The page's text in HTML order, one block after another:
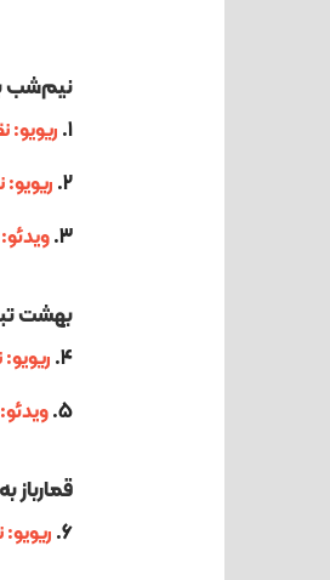
نیم‌شب
1.
2.
3.
بهشت
4.
5.
قمارباز
6.